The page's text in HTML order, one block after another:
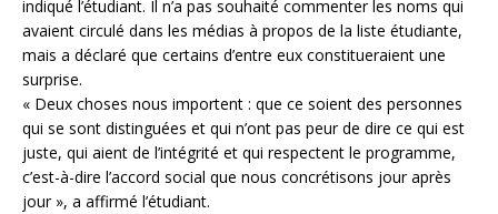
indiqué l’étudiant. Il n’a pas souhaité commenter les noms qui
avaient circulé dans les médias à propos de la liste étudiante,
mais a déclaré que certains d’entre eux constitueraient une
surprise.
« Deux choses nous importent : que ce soient des personnes
qui se sont distinguées et qui n’ont pas peur de dire ce qui est
juste, qui aient de l’intégrité et qui respectent le programme,
c’est-à-dire l’accord social que nous concrétisons jour après
jour », a affirmé l’étudiant.